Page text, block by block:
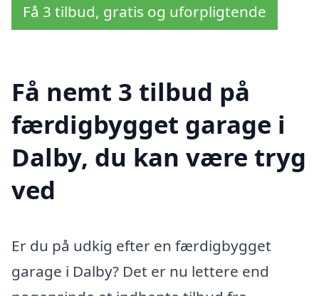
Få 3 tilbud, gratis og uforpligtende
Få nemt 3 tilbud på
færdigbygget garage i
Dalby, du kan være tryg
ved
Er du på udkig efter en færdigbygget
garage i Dalby? Det er nu lettere end